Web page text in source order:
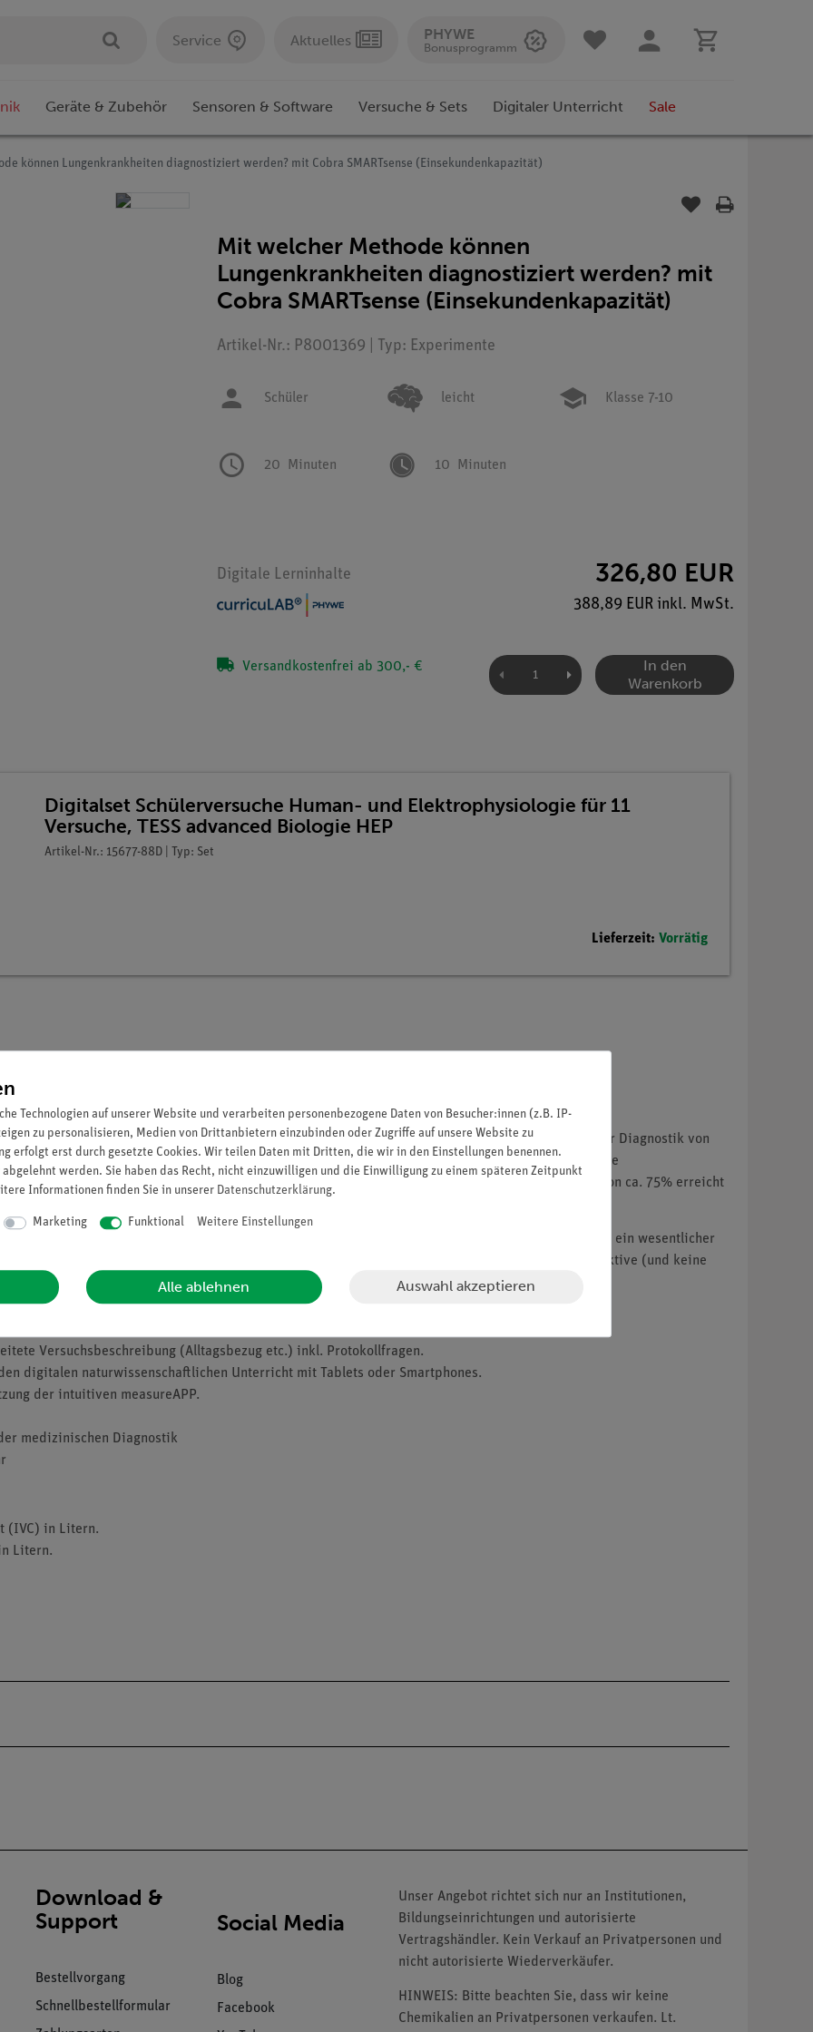
Service Aktuelles PHYWE
Bonusprogramm
Geräte & Zubehör Sensoren & Software Versuche & Sets Digitaler Unterricht Sale
können Lungenkrankheiten diagnostiziert werden? mit Cobra SMARTsense (Einsekundenkapazität)
Mit welcher Methode können
Lungenkrankheiten diagnostiziert werden? mit
Cobra SMARTsense (Einsekundenkapazität)
Artikel-Nr.: P8001369 | Typ: Experimente
Schüler leicht Klasse 7-10
20 Minuten 10 Minuten
Digitale Lerninhalte 326,80 EUR
388,89 EUR inkl. MwSt.
Versandkostenfrei ab 300,- €
In den
Warenkorb
Digitalset Schülerversuche Human- und Elektrophysiologie für 11
Versuche, TESS advanced Biologie HEP
Artikel-Nr.: 15677-88D | Typ: Set
Lieferzeit: Vorrätig
darüber gibt, ob der untersuchte Patient an einer obstruktiven Lungenerkrankung leidet. In der Diagnostik von
dieser Test regelmäßig genutzt, um obstruktive Lungenerkrankungen nachzuweisen.Für restriktive
da durch die verminderte Vitalkapazität wiederum ein nicht aussagekräftiger hoher Quotient von ca. 75% erreicht
Diagnostik im Rahmen von Lungenfuntionstests herstellen. Die Ermittlung des Tiffeneau-Wertes ist ein wesentlicher
Diagnostik durchgeführt werden. Mit diesem Test ist es allerdings nur möglich obstruktive (und keine
Versuchsbeschreibung (Alltagsbezug etc.) inkl. Protokollfragen.
digitalen naturwissenschaftlichen Unterricht mit Tablets oder Smartphones.
der intuitiven measureAPP.
medizinischen Diagnostik
(IVC) in Litern.
Litern.
Download &
Support
Bestellvorgang
Schnellbestellformular
Social Media
Blog
Facebook
Unser Angebot richtet sich nur an Institutionen,
Bildungseinrichtungen und autorisierte
Vertragshändler. Kein Verkauf an Privatpersonen und
nicht autorisierte Wiederverkäufer.
HINWEIS: Bitte beachten Sie, dass wir keine
Chemikalien an Privatpersonen verkaufen. Lt.
Technologien auf unserer Website und verarbeiten personenbezogene Daten von Besucher:innen (z.B. IP-
zu personalisieren, Medien von Drittanbietern einzubinden oder Zugriffe auf unsere Website zu
erfolgt erst durch gesetzte Cookies. Wir teilen Daten mit Dritten, die wir in den Einstellungen benennen.
werden. Sie haben das Recht, nicht einzuwilligen und die Einwilligung zu einem späteren Zeitpunkt
Informationen finden Sie in unserer Daten­schutz­erklärung.
Marketing Funktional Weitere Einstellungen
Alle ablehnen Auswahl akzeptieren